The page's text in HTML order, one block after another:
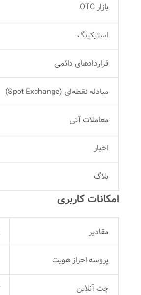
بازار OTC
استیکینگ
قراردادهای دائمی
مبادله نقطه‌ای (Spot Exchange)
معاملات آتی
اخبار
بلاگ
امکانات کاربری
مقادیر
پروسه احراز هویت
چت آنلاین